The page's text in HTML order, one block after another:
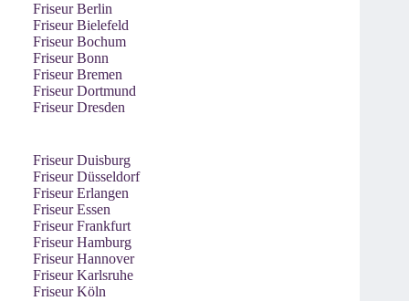
Friseur Berlin
Friseur Bielefeld
Friseur Bochum
Friseur Bonn
Friseur Bremen
Friseur Dortmund
Friseur Dresden
Friseur Duisburg
Friseur Düsseldorf
Friseur Erlangen
Friseur Essen
Friseur Frankfurt
Friseur Hamburg
Friseur Hannover
Friseur Karlsruhe
Friseur Köln